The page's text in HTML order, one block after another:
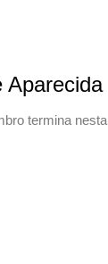
termina